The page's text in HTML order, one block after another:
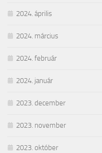
2024. április
2024. március
2024. február
2024. január
2023. december
2023. november
2023. október